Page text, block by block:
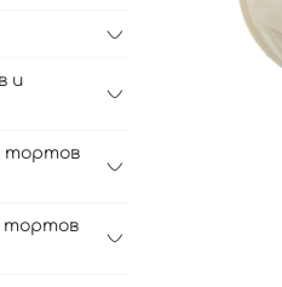
и
тортов
тортов